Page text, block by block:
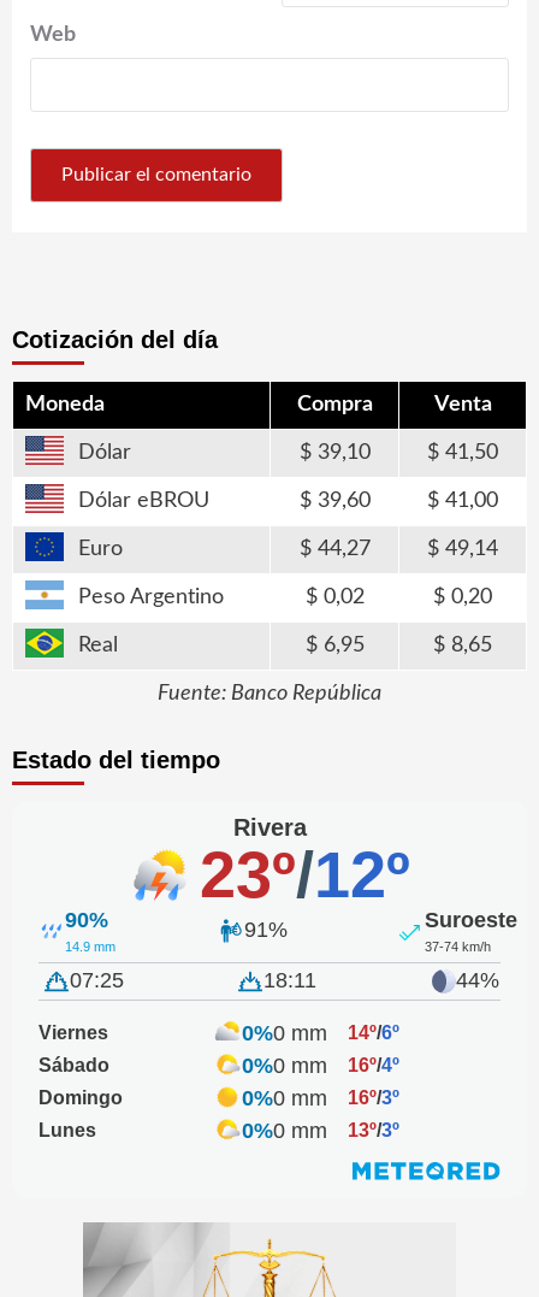
Web
Cotización del día
Moneda Compra Venta
Dólar 39,10 41,50
Dólar eBROU 39,60 41,00
Euro 44,27 49,14
Peso Argentino 0,02 0,20
Real 6,95 8,65
Fuente: Banco República
Estado del tiempo
Rivera
23º/12º
90%
14.9 mm
91% Suroeste
37-74 km/h
07:25 18:11 44%
Viernes 0%0 mm 14º/6º
Sábado
0%0 mm 16º/4º
Domingo
0%0 mm 16º/3º
Lunes
0%0 mm 13º/3º